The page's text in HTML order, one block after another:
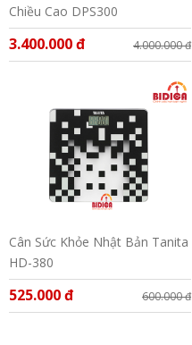
Chiều Cao DPS300
3.400.000 đ 4.000.000 đ
Cân Sức Khỏe Nhật Bản Tanita
HD-380
525.000 đ 600.000 đ